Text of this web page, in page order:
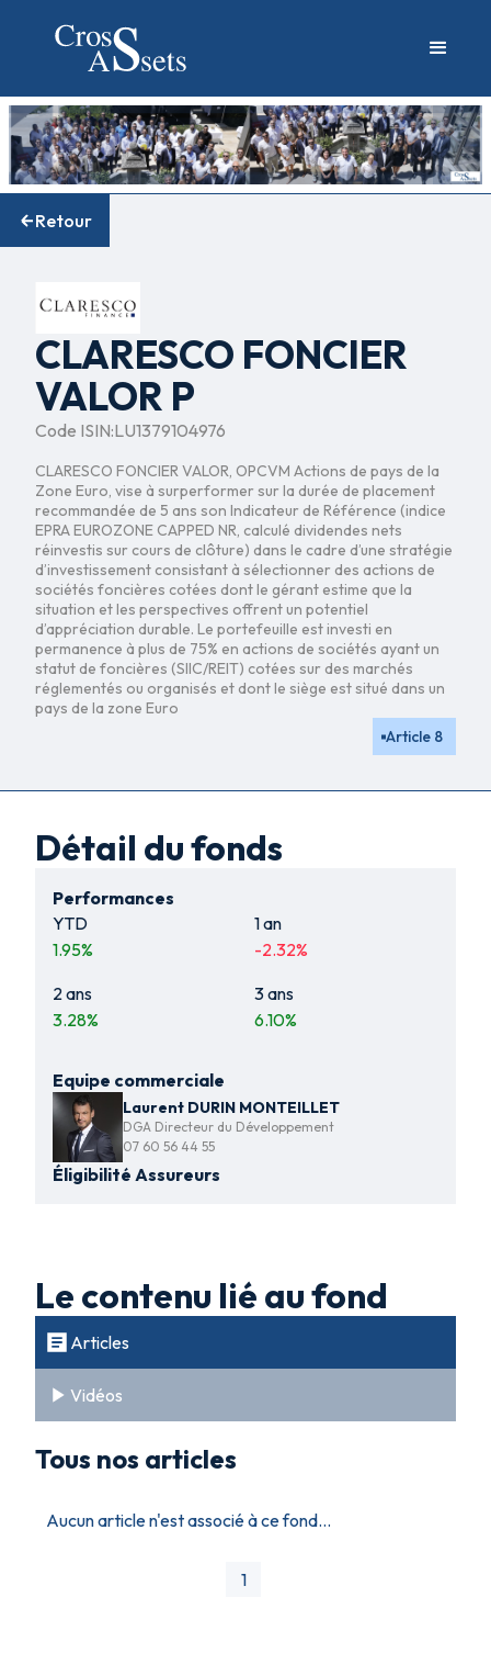
Retour
CLARESCO FONCIER
VALOR P
Code ISIN:LU1379104976
CLARESCO FONCIER VALOR, OPCVM Actions de pays de la
Zone Euro, vise à surperformer sur la durée de placement
recommandée de 5 ans son Indicateur de Référence (indice
EPRA EUROZONE CAPPED NR, calculé dividendes nets
réinvestis sur cours de clôture) dans le cadre d’une stratégie
d’investissement consistant à sélectionner des actions de
sociétés foncières cotées dont le gérant estime que la
situation et les perspectives offrent un potentiel
d’appréciation durable. Le portefeuille est investi en
permanence à plus de 75% en actions de sociétés ayant un
statut de foncières (SIIC/REIT) cotées sur des marchés
réglementés ou organisés et dont le siège est situé dans un
pays de la zone Euro
Article 8
Détail du fonds
Performances
YTD
1.95%
1 an
-2.32%
2 ans
3.28%
3 ans
6.10%
Equipe commerciale
Laurent DURIN MONTEILLET
DGA Directeur du Développement
07 60 56 44 55
Éligibilité Assureurs
Le contenu lié au fond
Articles
Vidéos
Tous nos articles
Aucun article n'est associé à ce fond...
1